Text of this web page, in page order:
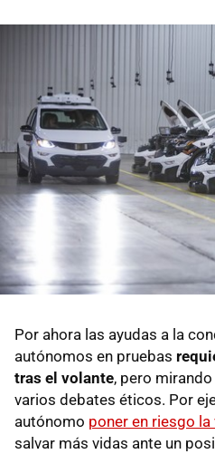
Por ahora las ayudas a la
autónomos en pruebas
tras el volante, pero
varios debates éticos. Por
autónomo poner en riesgo
salvar más vidas ante un